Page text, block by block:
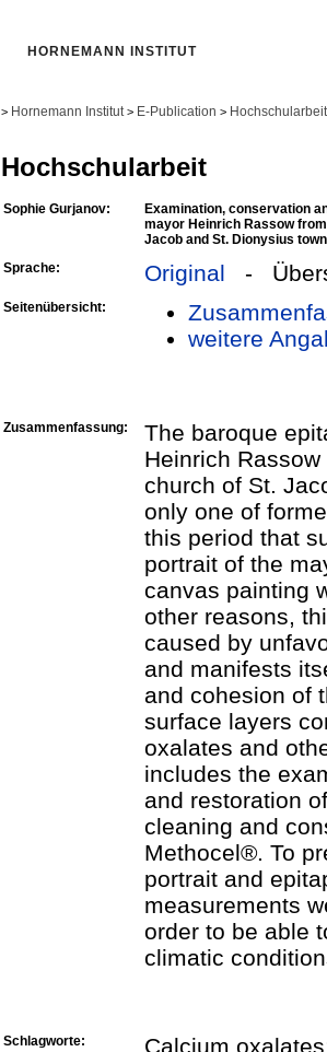
HORNEMANN INSTITUT
> Hornemann Institut > E-Publication >
Hochschularbeit
Sophie Gurjanov:
Examination, conservation
mayor Heinrich Rassow
Jacob and St. Dionysius
Sprache:
Original -
Seitenübersicht:
weitere
Zusammenfassung:
The baroque
Heinrich
church of St.
only one of
this period that
portrait of the
canvas painting
other reasons,
caused by
and manifests
and cohesion of
surface layers
oxalates and
includes the
and restoration
cleaning and
Methocel®. To
portrait and
measurements
order to be able
climatic
Schlagworte:
Calcium